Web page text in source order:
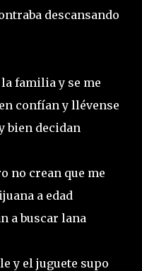
descansando
familia y se me
confían y llévense
bien decidan
no crean que me
a edad
a buscar lana
y el juguete supo